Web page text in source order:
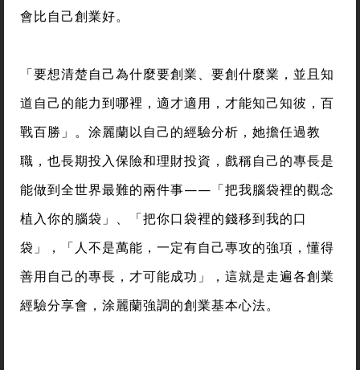
會比自己創業好。
「要想清楚自己為什麼要創業、要創什麼業，並且知
道自己的能力到哪裡，適才適用，才能知己知彼，百
戰百勝」。涂麗蘭以自己的經驗分析，她擔任過教
職，也長期投入保險和理財投資，戲稱自己的專長是
能做到全世界最難的兩件事——「把我腦袋裡的觀念
植入你的腦袋」、「把你口袋裡的錢移到我的口
袋」，「人不是萬能，一定有自己專攻的強項，懂得
善用自己的專長，才可能成功」，這就是走遍各創業
經驗分享會，涂麗蘭強調的創業基本心法。